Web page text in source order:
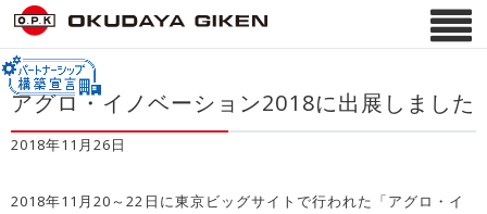
アグロ・イノベーション2018に出展しました
2018年11月26日
2018年11月20～22日に東京ビッグサイトで行われた「アグロ・イ